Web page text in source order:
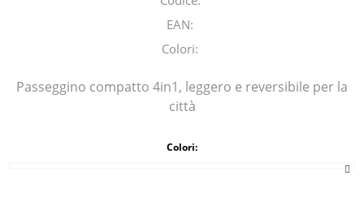
EAN:
Colori:
Passeggino compatto 4in1, leggero e reversibile per la
città
Colori: